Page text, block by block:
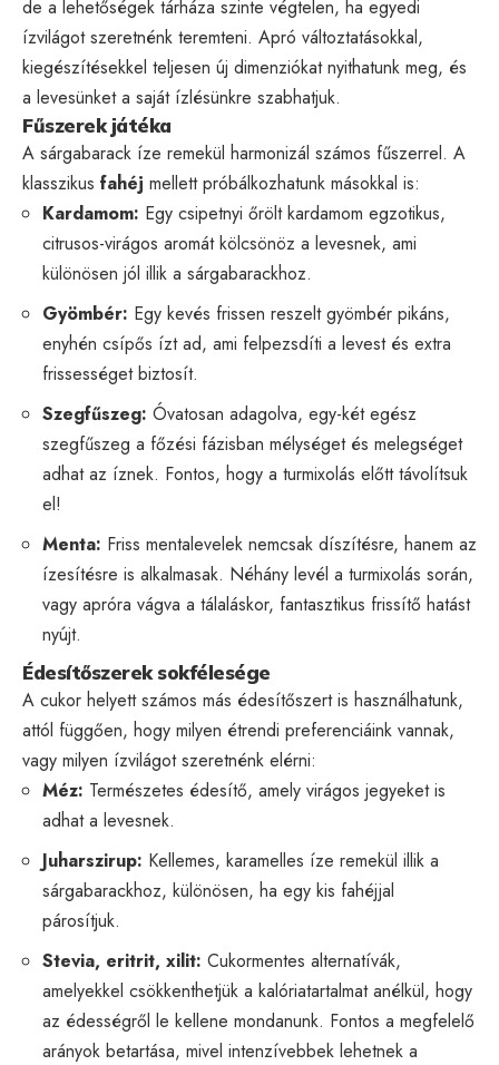
de a lehetőségek tárháza szinte végtelen, ha egyedi
ízvilágot szeretnénk teremteni. Apró változtatásokkal,
kiegészítésekkel teljesen új dimenziókat nyithatunk meg, és
a levesünket a saját ízlésünkre szabhatjuk.
Fűszerek játéka
A sárgabarack íze remekül harmonizál számos fűszerrel. A
klasszikus fahéj mellett próbálkozhatunk másokkal is:
Kardamom: Egy csipetnyi őrölt kardamom egzotikus,
citrusos-virágos aromát kölcsönöz a levesnek, ami
különösen jól illik a sárgabarackhoz.
Gyömbér: Egy kevés frissen reszelt gyömbér pikáns,
enyhén csípős ízt ad, ami felpezsdíti a levest és extra
frissességet biztosít.
Szegfűszeg: Óvatosan adagolva, egy-két egész
szegfűszeg a főzési fázisban mélységet és melegséget
adhat az íznek. Fontos, hogy a turmixolás előtt távolítsuk
el!
Menta: Friss mentalevelek nemcsak díszítésre, hanem az
ízesítésre is alkalmasak. Néhány levél a turmixolás során,
vagy apróra vágva a tálaláskor, fantasztikus frissítő hatást
nyújt.
Édesítőszerek sokfélesége
A cukor helyett számos más édesítőszert is használhatunk,
attól függően, hogy milyen étrendi preferenciáink vannak,
vagy milyen ízvilágot szeretnénk elérni:
Méz: Természetes édesítő, amely virágos jegyeket is
adhat a levesnek.
Juharszirup: Kellemes, karamelles íze remekül illik a
sárgabarackhoz, különösen, ha egy kis fahéjjal
párosítjuk.
Stevia, eritrit, xilit: Cukormentes alternatívák,
amelyekkel csökkenthetjük a kalóriatartalmat anélkül, hogy
az édességről le kellene mondanunk. Fontos a megfelelő
arányok betartása, mivel intenzívebbek lehetnek a